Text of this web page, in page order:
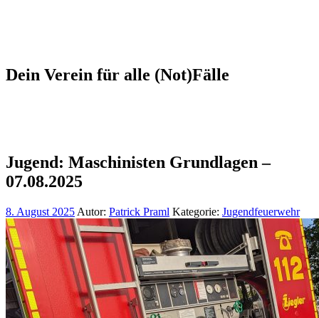
Dein Verein für alle (Not)Fälle
Jugend: Maschinisten Grundlagen –
07.08.2025
8. August 2025 Autor: Patrick Praml Kategorie: Jugendfeuerwehr